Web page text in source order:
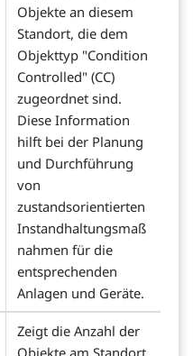
Objekte an diesem
Standort, die dem
Objekttyp "Condition
Controlled" (CC)
zugeordnet sind.
Diese Information
hilft bei der Planung
und Durchführung
von
zustandsorientierten
Instandhaltungsmaß
nahmen für die
entsprechenden
Anlagen und Geräte.
Zeigt die Anzahl der
Objekte am Standort